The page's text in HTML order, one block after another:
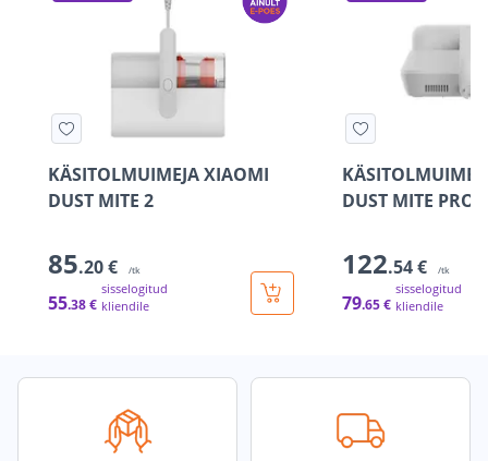
KÄSITOLMUIMEJA XIAOMI
DUST MITE 2
85.20 € /tk
55.38 €
sisselogitud
kliendile
DUST MITE PRO
122.54 € /tk
79.65 €
sisselogitud
kliendile